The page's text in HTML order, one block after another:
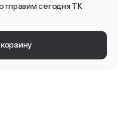
сегодня ТК